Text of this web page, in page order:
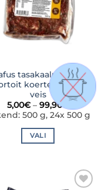
tasakaalustatud
koertele Kana-
veis
5,00€ – 99,90
5,00€
kuni
500 g, 24x 500 g
VALI